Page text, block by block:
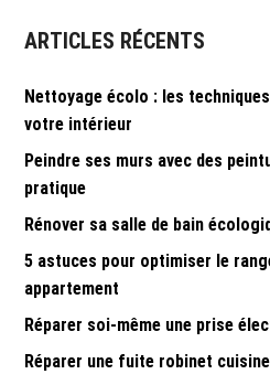
ARTICLES RÉCENTS
Nettoyage écolo : les
votre intérieur
Peindre ses murs avec des
pratique
Rénover sa salle de bain
5 astuces pour optimiser le
appartement
Réparer soi-même une prise
Réparer une fuite robinet